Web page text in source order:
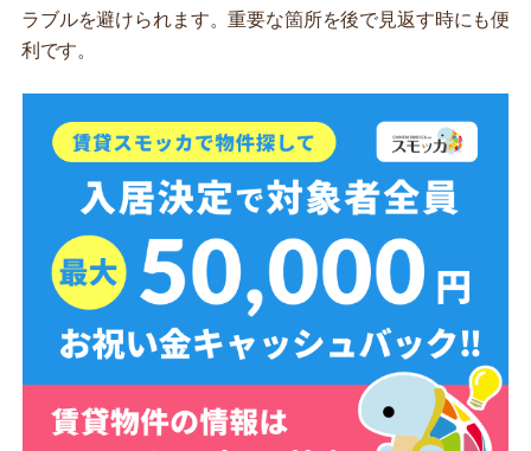
ラブルを避けられます。重要な箇所を後で見返す時にも便
利です。